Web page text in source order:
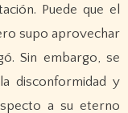
Puede que el
supo aprovechar
Sin embargo, se
disconformidad y
a su eterno